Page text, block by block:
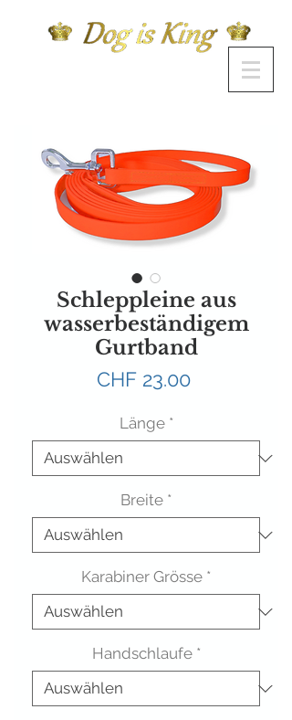
Schleppleine aus
wasserbeständigem
Gurtband
CHF 23.00Preis
Länge *
Breite *
Karabiner Grösse *
Handschlaufe *